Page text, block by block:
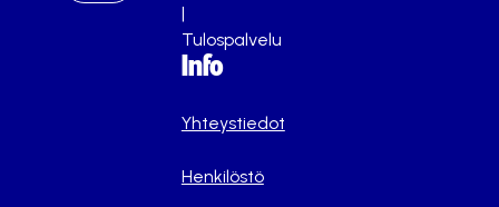
|
Tulospalvelu
Info
Yhteystiedot
Henkilöstö